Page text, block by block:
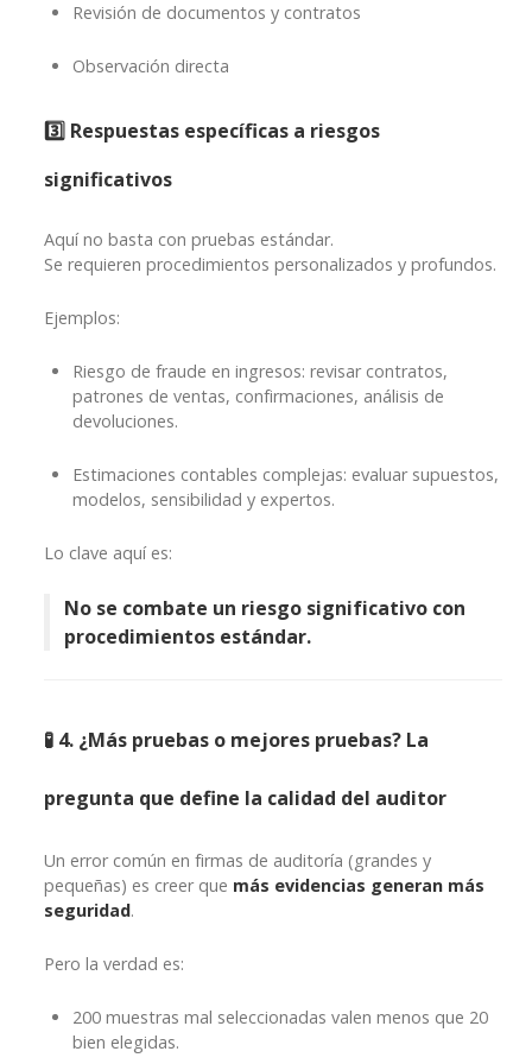
Revisión de documentos y contratos
Observación directa
3️⃣ Respuestas específicas a riesgos
significativos
Aquí no basta con pruebas estándar.
Se requieren procedimientos personalizados y profundos.
Ejemplos:
Riesgo de fraude en ingresos: revisar contratos,
patrones de ventas, confirmaciones, análisis de
devoluciones.
Estimaciones contables complejas: evaluar supuestos,
modelos, sensibilidad y expertos.
Lo clave aquí es:
No se combate un riesgo significativo con
procedimientos estándar.
🧪 4. ¿Más pruebas o mejores pruebas? La
pregunta que define la calidad del auditor
Un error común en firmas de auditoría (grandes y
pequeñas) es creer que más evidencias generan más
seguridad.
Pero la verdad es:
200 muestras mal seleccionadas valen menos que 20
bien elegidas.